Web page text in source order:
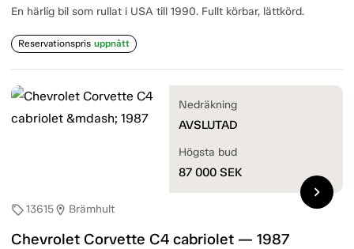
En härlig bil som rullat i USA till 1990. Fullt körbar, lättkörd.
Reservationspris uppnått
sell13615location_on Brämhult
Chevrolet Corvette C4 cabriolet — 1987
Nedräkning
AVSLUTAD
Högsta bud
87 000 SEK
chevron_right